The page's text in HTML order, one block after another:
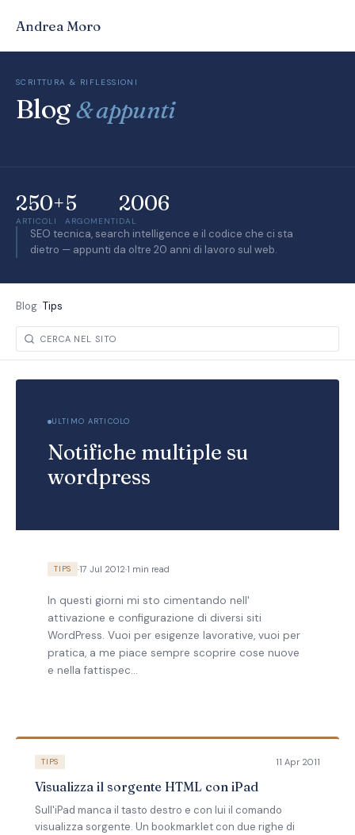
Andrea Moro
SCRITTURA & RIFLESSIONI
Blog& appunti
250+
ARTICOLI
5
ARGOMENTI
2006
DAL
SEO tecnica, search intelligence e il codice che ci sta
dietro — appunti da oltre 20 anni di lavoro sul web.
Blog>Tips
ULTIMO ARTICOLO
Notifiche multiple su
wordpress
TIPS ·17 Jul 2012·1 min read
In questi giorni mi sto cimentando nell'
attivazione e configurazione di diversi siti
WordPress. Vuoi per esigenze lavorative, vuoi per
pratica, a me piace sempre scoprire cose nuove
e nella fattispec…
TIPS 11 Apr 2011
Visualizza il sorgente HTML con iPad
Sull'iPad manca il tasto destro e con lui il comando
visualizza sorgente. Un bookmarklet con due righe di